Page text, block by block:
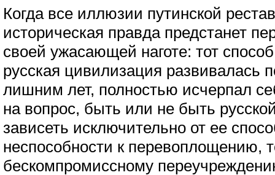
Когда все иллюзии путинской
историческая правда предстанет
своей ужасающей наготе: тот
русская цивилизация развивалась
лишним лет, полностью исчерпал
на вопрос, быть или не быть
зависеть исключительно от ее
неспособности к перевоплощению,
бескомпромиссному